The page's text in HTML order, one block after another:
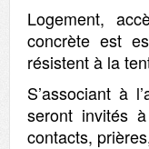
Logement,
concrète est
résistent à la
S’associant à
seront invités
contacts,